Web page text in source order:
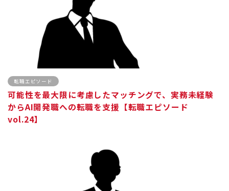
転職エピソード
可能性を最大限に考慮したマッチングで、実務未経験
からAI開発職への転職を支援【転職エピソード
vol.24】